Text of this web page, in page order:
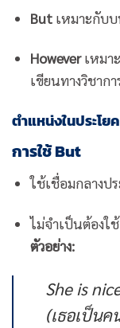
Butเหมาะกับบ
Howeverเหมา
เขียนทางวิชาก
ตำแหน่งในประโยค
การใช้ But
ใช้เชื่อมกลางป
ไม่จำเป็นต้องใ
ตัวอย่าง:
She is
(เธอเป็น